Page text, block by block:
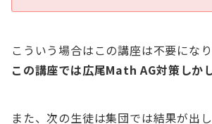
こういう場合はこの講座は不要になり
この講座では広尾Math AG対策しか
また、次の生徒は集団では結果が出